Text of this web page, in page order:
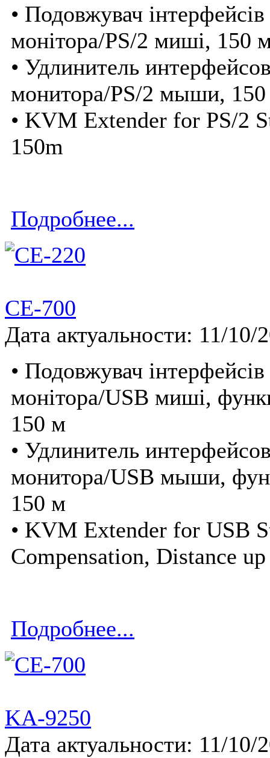
• Подовжувач
монітора/PS/2 миші, 150
• Удлинитель
монитора/PS/2 мыши,
• KVM Extender for PS/2
150m
Подробнее...
CE-700
Дата актуальности: 11/10/
• Подовжувач
монітора/USB миші,
150 м
• Удлинитель
монитора/USB мыши,
150 м
• KVM Extender for USB
Compensation, Distance
Подробнее...
KA-9250
Дата актуальности: 11/10/